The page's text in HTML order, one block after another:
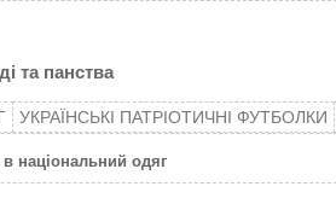
та панства
УКРАЇНСЬКІ ПАТРІОТИЧНІ ФУТБОЛКИ
в національний одяг